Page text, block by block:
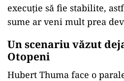
execuție să fie stabilite,
sume ar veni mult prea
Un scenariu văzut
Otopeni
Hubert Thuma face o